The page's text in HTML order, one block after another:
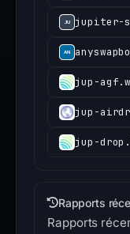
jupiter-
jup-
jup-
jup-
Rapports
Rapports